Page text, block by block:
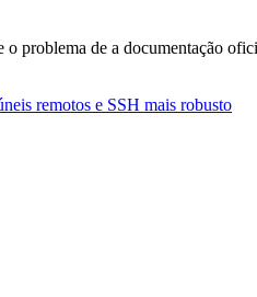
o problema de a documentação
remotos e SSH mais robusto